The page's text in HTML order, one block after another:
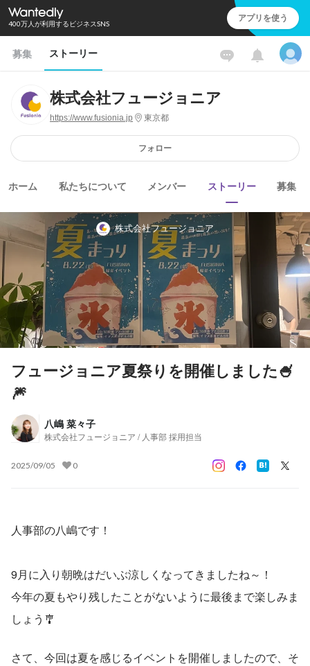
400万人が利用するビジネスSNS アプリを使う
募集 ストーリー
株式会社フュージョニア
https://www.fusionia.jp 東京都
フォロー
ホーム 私たちについて メンバー ストーリー 募集
株式会社フュージョニア
フュージョニア夏祭りを開催しました🍧
🎆
八嶋 菜々子
株式会社フュージョニア / 人事部 採用担当
2025/09/05 0
人事部の八嶋です！
9月に入り朝晩はだいぶ涼しくなってきましたね～！
今年の夏もやり残したことがないように最後まで楽しみま
しょう🎐
さて、今回は夏を感じるイベントを開催しましたので、そ